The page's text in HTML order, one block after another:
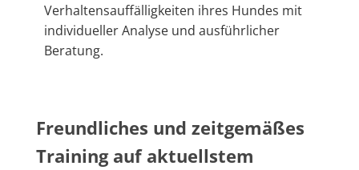
Verhaltensauffälligkeiten ihres Hundes mit
individueller Analyse und ausführlicher
Beratung.
Freundliches und zeitgemäßes
Training auf aktuellstem